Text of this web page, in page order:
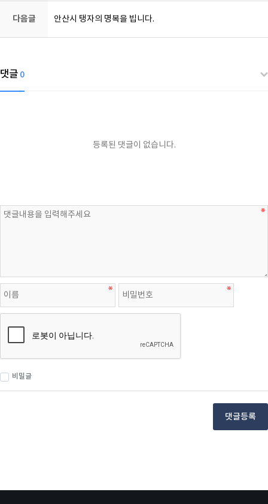
다음글 안산시 탱자의 명복을 빕니다.
댓글 0
등록된 댓글이 없습니다.
비밀글
댓글등록